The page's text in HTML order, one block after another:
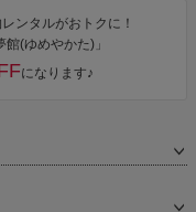
ンタルがおトクに！
(ゆめやかた)」
になります♪